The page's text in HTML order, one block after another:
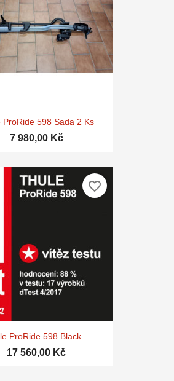
ProRide 598 Sada 2 Ks
7 980,00 Kč
ProRide 598 Black...
17 560,00 Kč
favorite_border